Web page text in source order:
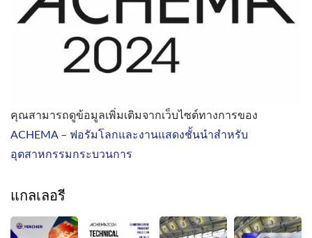
คุณสามารถดูข้อมูลเพิ่มเติมจากเว็บไซต์ทางการของ
ACHEMA – ฟอรัมโลกและงานแสดงชั้นนำสำหรับ
อุตสาหกรรมกระบวนการ
แกลเลอรี